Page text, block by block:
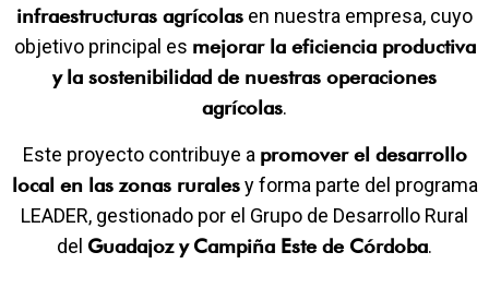
infraestructuras agrícolas en nuestra empresa, cuyo
objetivo principal es mejorar la eficiencia productiva
y la sostenibilidad de nuestras operaciones
agrícolas.
Este proyecto contribuye a promover el desarrollo
local en las zonas ruralesy forma parte del programa
LEADER, gestionado por el Grupo de Desarrollo Rural
del Guadajoz y Campiña Este de Córdoba.